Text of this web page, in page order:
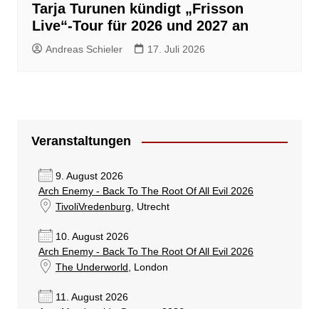
Tarja Turunen kündigt „Frisson
Live“-Tour für 2026 und 2027 an
Andreas Schieler 17. Juli 2026
Veranstaltungen
9. August 2026
Arch Enemy - Back To The Root Of All Evil 2026
TivoliVredenburg, Utrecht
10. August 2026
Arch Enemy - Back To The Root Of All Evil 2026
The Underworld , London
11. August 2026